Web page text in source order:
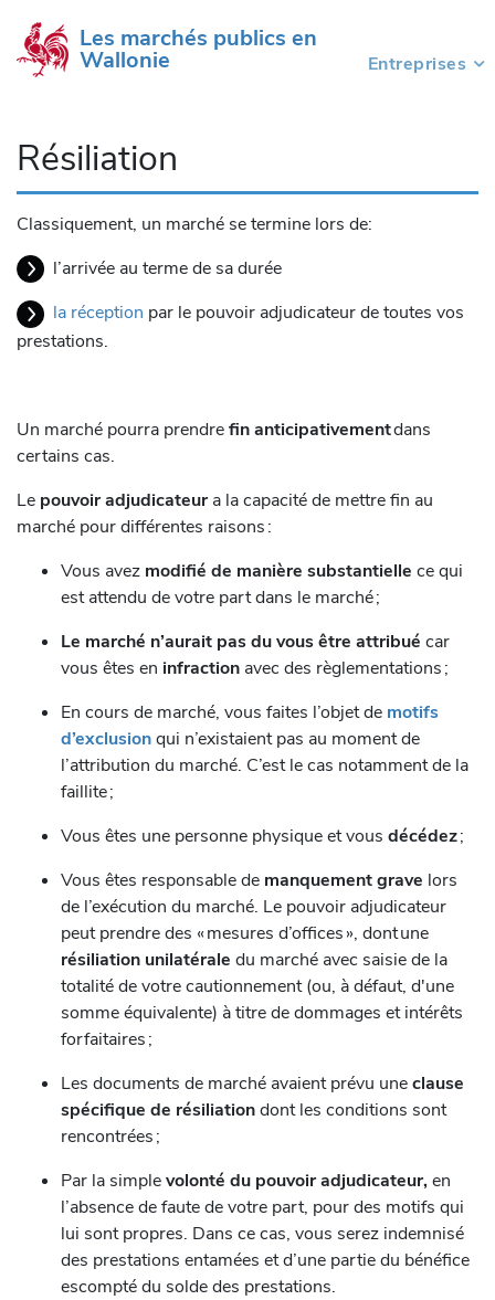
Entreprises
(current)
Les marchés publics en
Wallonie
Résiliation
Classiquement, un marché se termine lors de:
l’arrivée au terme de sa durée
la réception par le pouvoir adjudicateur de toutes vos
prestations.
Un marché pourra prendrefin anticipativementdans
certains cas.
Le pouvoir adjudicateura la capacité de mettre fin au
marché pour différentes raisons :
Vous avez modifié de manière substantielle ce qui
est attendu de votre part dans le marché ;
Le marché n’aurait pas du vous être attribué car
vous êtes en infraction avec des règlementations ;
En cours de marché, vous faites l’objet de motifs
d’exclusionqui n’existaient pas au moment de
l’attribution du marché. C’est le cas notamment de la
faillite ;
Vous êtes une personne physique et vous décédez;
Vous êtes responsable de manquement grave lors
de l’exécution du marché. Le pouvoir adjudicateur
peut prendre des « mesures d’offices », dontune
résiliation unilatérale du marché avec saisie de la
totalité de votre cautionnement (ou, à défaut, d'une
somme équivalente) à titre de dommages et intérêts
forfaitaires ;
Les documents de marché avaient prévu uneclause
spécifique de résiliationdont les conditions sont
rencontrées ;
Par la simplevolonté du pouvoir adjudicateur,en
l’absence de faute de votre part, pour des motifs qui
lui sont propres. Dans ce cas, vous serez indemnisé
des prestations entamées et d’une partie du bénéfice
escompté du solde des prestations.